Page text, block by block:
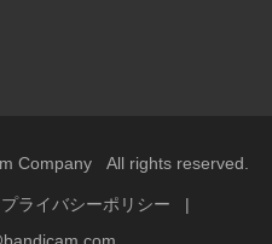
Company All rights reserved.
プライバシーポリシー |